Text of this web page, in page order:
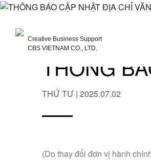
Creative Business Support
CBS VIETNAM CO., LTD.
THÔNG
THỨ TƯ | 2025.07.02
(Do thay đổi đơn vị hành